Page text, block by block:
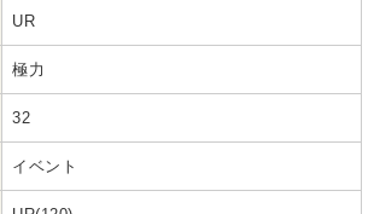
UR
極力
32
イベント